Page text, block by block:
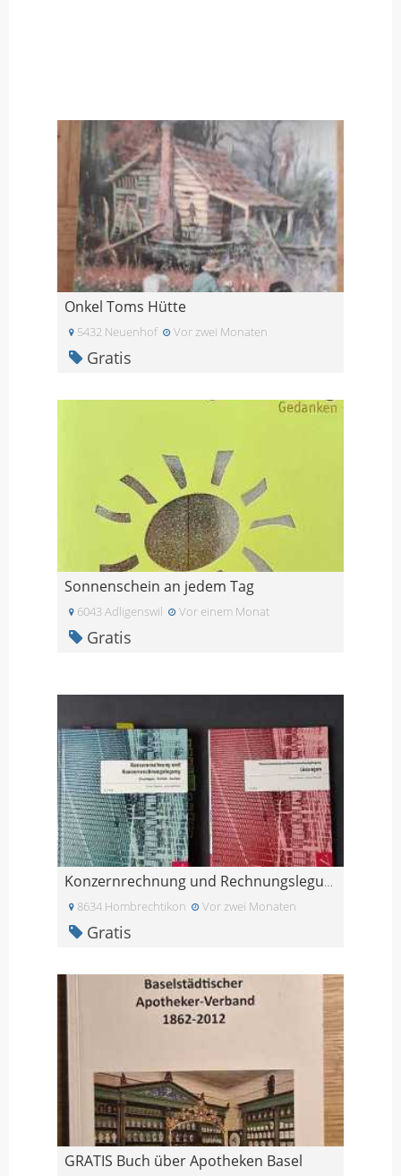
Onkel Toms Hütte
5432 Neuenhof Vor zwei Monaten
Gratis
Sonnenschein an jedem Tag
6043 Adligenswil Vor einem Monat
Gratis
Konzernrechnung und Rechnungslegung inkl. Lösungen
8634 Hombrechtikon Vor zwei Monaten
Gratis
GRATIS Buch über Apotheken Basel